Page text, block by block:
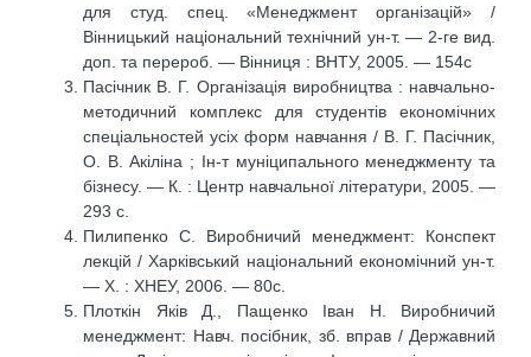
для студ. спец. «Менеджмент організацій» /
Вінницький національний технічний ун-т. — 2-ге вид.
доп. та перероб. — Вінниця : ВНТУ, 2005. — 154с
Пасічник В. Г. Організація виробництва : навчально-
методичний комплекс для студентів економічних
спеціальностей усіх форм навчання / В. Г. Пасічник,
О. В. Акіліна ; Ін-т муніципального менеджменту та
бізнесу. — К. : Центр навчальної літератури, 2005. —
293 с.
Пилипенко С. Виробничий менеджмент: Конспект
лекцій / Харківський національний економічний ун-т.
— Х. : ХНЕУ, 2006. — 80с.
Плоткін Яків Д., Пащенко Іван Н. Виробничий
менеджмент: Навч. посібник, зб. вправ / Державний